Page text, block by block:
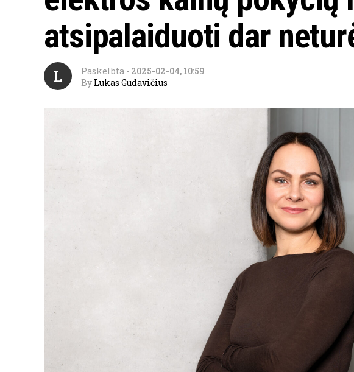
atsipalaiduoti dar
L Paskelbta - 2025-02-04, 10:59
By Lukas Gudavičius